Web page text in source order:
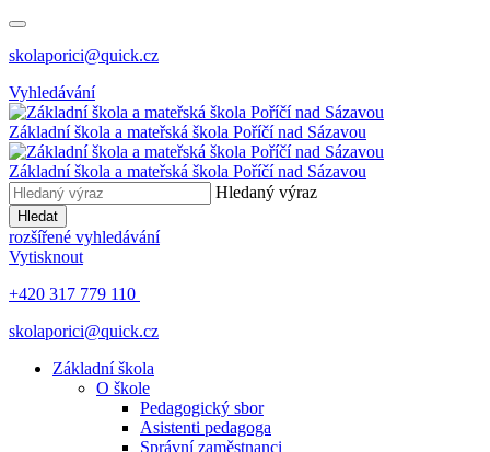
skolaporici@quick.cz
Vyhledávání
Základní škola a mateřská škola Poříčí nad Sázavou
Základní škola a mateřská škola Poříčí nad Sázavou
Hledaný výraz
Hledat
rozšířené vyhledávání
Vytisknout
+420 317 779 110
skolaporici@quick.cz
Základní škola
O škole
Pedagogický sbor
Asistenti pedagoga
Správní zaměstnanci